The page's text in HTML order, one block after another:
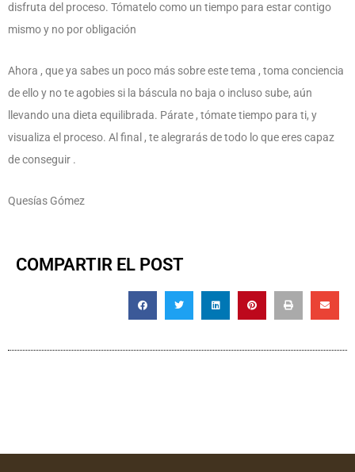
disfruta del proceso. Tómatelo como un tiempo para estar contigo
mismo y no por obligación
Ahora , que ya sabes un poco más sobre este tema , toma conciencia
de ello y no te agobies si la báscula no baja o incluso sube, aún
llevando una dieta equilibrada. Párate , tómate tiempo para ti, y
visualiza el proceso. Al final , te alegrarás de todo lo que eres capaz
de conseguir .
Quesías Gómez
COMPARTIR EL POST